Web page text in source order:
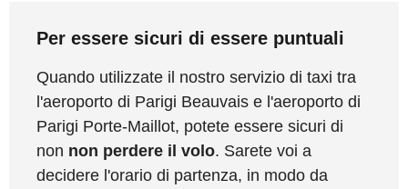
Per essere sicuri di essere puntuali
Quando utilizzate il nostro servizio di taxi tra
l'aeroporto di Parigi Beauvais e l'aeroporto di
Parigi Porte-Maillot, potete essere sicuri di
non non perdere il volo. Sarete voi a
decidere l'orario di partenza, in modo da